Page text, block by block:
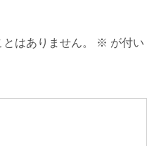
はありません。 ※ が付い